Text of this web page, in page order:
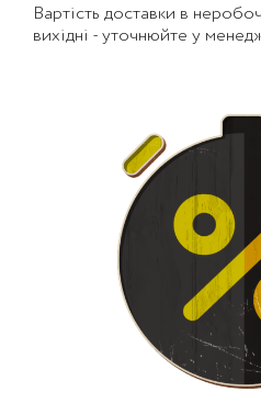
Вартість доставки в
вихідні - уточнюйте у